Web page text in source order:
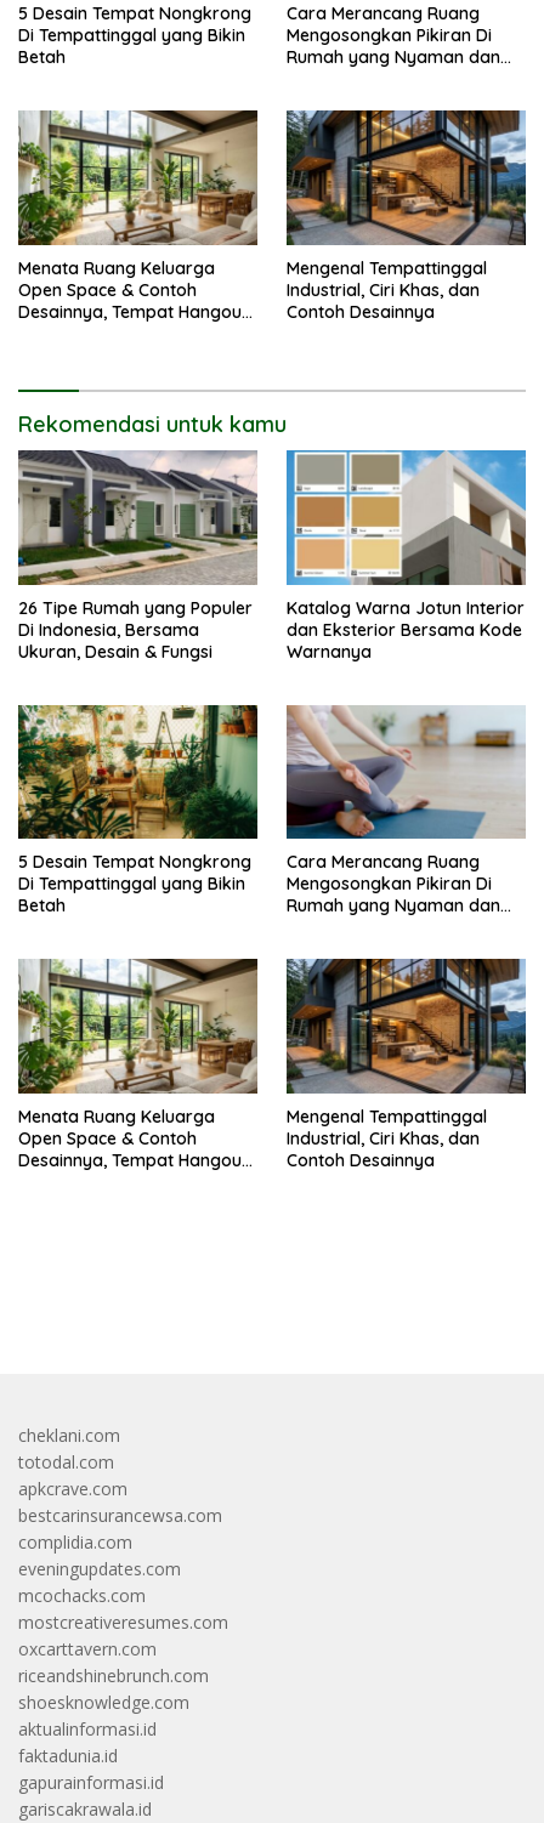
5 Desain Tempat Nongkrong
Di Tempattinggal yang Bikin
Betah
Cara Merancang Ruang
Mengosongkan Pikiran Di
Rumah yang Nyaman dan
Menata Ruang Keluarga
Open Space & Contoh
Desainnya, Tempat Hangout
Mengenal Tempattinggal
Industrial, Ciri Khas, dan
Contoh Desainnya
Rekomendasi untuk kamu
26 Tipe Rumah yang Populer
Di Indonesia, Bersama
Ukuran, Desain & Fungsi
Katalog Warna Jotun Interior
dan Eksterior Bersama Kode
Warnanya
5 Desain Tempat Nongkrong
Di Tempattinggal yang Bikin
Betah
Cara Merancang Ruang
Mengosongkan Pikiran Di
Rumah yang Nyaman dan
Menata Ruang Keluarga
Open Space & Contoh
Desainnya, Tempat Hangout
Mengenal Tempattinggal
Industrial, Ciri Khas, dan
Contoh Desainnya
cheklani.com
totodal.com
apkcrave.com
bestcarinsurancewsa.com
complidia.com
eveningupdates.com
mcochacks.com
mostcreativeresumes.com
oxcarttavern.com
riceandshinebrunch.com
shoesknowledge.com
aktualinformasi.id
faktadunia.id
gapurainformasi.id
gariscakrawala.id